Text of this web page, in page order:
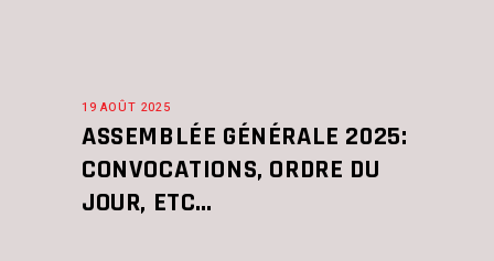
19 AOÛT 2025
ASSEMBLÉE GÉNÉRALE 2025:
CONVOCATIONS, ORDRE DU
JOUR, ETC…